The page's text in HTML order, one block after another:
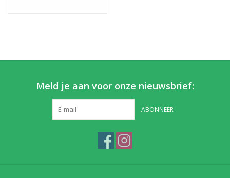
Meld je aan voor onze nieuwsbrief:
ABONNEER